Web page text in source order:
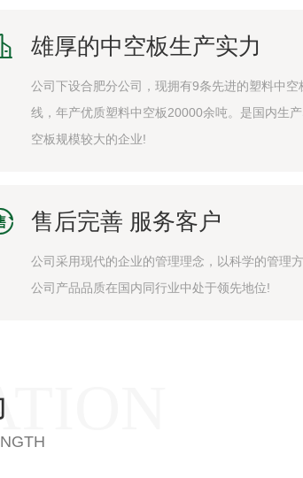
雄厚的中空板生产实力
公司下设合肥分公司，现拥有9条先进的塑料中空
线，年产优质塑料中空板20000余吨。是国内生
空板规模较大的企业!
售后完善 服务客户
公司采用现代的企业的管理理念，以科学的管理
公司产品品质在国内同行业中处于领先地位!